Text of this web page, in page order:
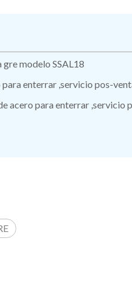
modelo SSAL18
enterrar ,servicio pos-
acero para enterrar